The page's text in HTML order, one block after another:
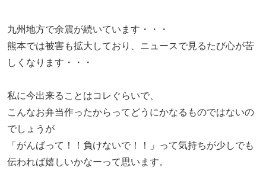
九州地方で余震が続いています・・・
熊本では被害も拡大しており、ニュースで見るたび心が苦
しくなります・・・
私に今出来ることはコレぐらいで、
こんなお弁当作ったからってどうにかなるものではないの
でしょうが
「がんばって！！負けないで！！」って気持ちが少しでも
伝われば嬉しいかなーって思います。